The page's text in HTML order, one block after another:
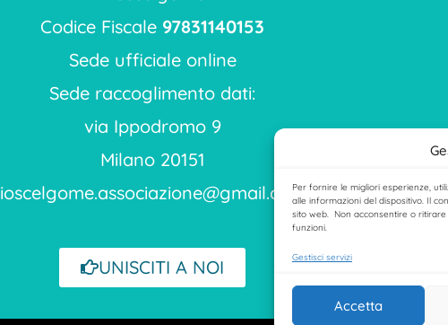
Per fornire le migliori esperienze,
alle informazioni del dispositivo. Il
sito web. Non acconsentire o
funzioni.
Gestisci servizi
Accetta
Codice Fiscale 97831140153
Sede ufficiale online
Sede raccoglimento dati:
via Ippodromo 9
Milano 20151
ioscelgome.associazione@gmail.com
UNISCITI A NOI